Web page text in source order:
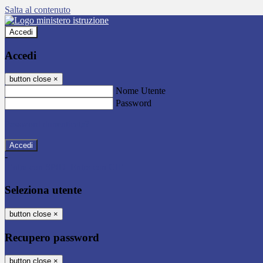
Salta al contenuto
Accedi
Accedi
button close ×
Nome Utente
Password
-
Seleziona utente
button close ×
Recupero password
button close ×